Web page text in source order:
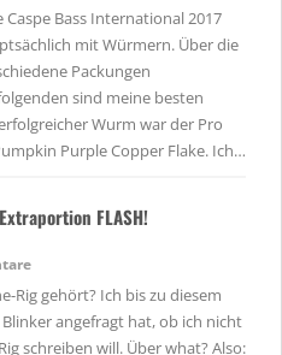
Bass International 2017
mit Würmern. Über die
Packungen
sind meine besten
Wurm war der Pro
Purple Copper Flake. Ich…
FLASH!
Rig gehört? Ich bis zu diesem
angefragt hat, ob ich nicht
schreiben will. Über what? Also: